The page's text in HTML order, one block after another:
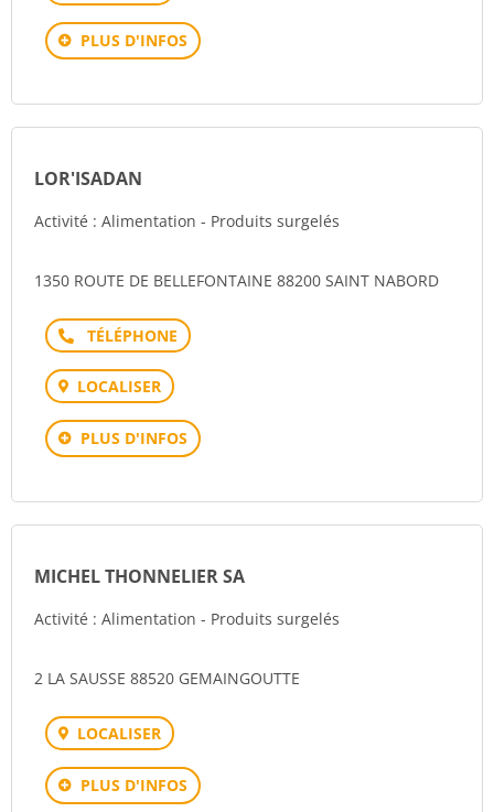
PLUS D'INFOS
LOR'ISADAN
Activité : Alimentation - Produits surgelés
1350 ROUTE DE BELLEFONTAINE 88200 SAINT NABORD
Téléphone
LOCALISER
PLUS D'INFOS
MICHEL THONNELIER SA
Activité : Alimentation - Produits surgelés
2 LA SAUSSE 88520 GEMAINGOUTTE
LOCALISER
PLUS D'INFOS